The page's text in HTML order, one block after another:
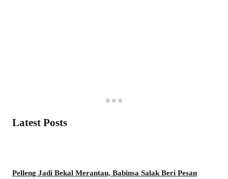
Latest Posts
Pelleng Jadi Bekal Merantau, Babinsa Salak Beri Pesan